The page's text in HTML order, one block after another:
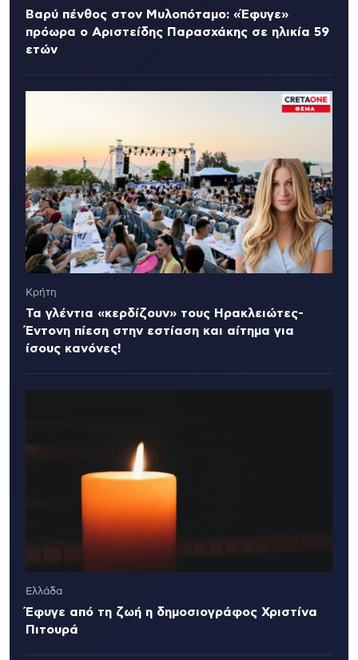
Βαρύ πένθος στον Μυλοπόταμο: «Έφυγε»
πρόωρα ο Αριστείδης Παρασχάκης σε ηλικία 59
ετών
Κρήτη
Τα γλέντια «κερδίζουν» τους Ηρακλειώτες-
Έντονη πίεση στην εστίαση και αίτημα για
ίσους κανόνες!
Ελλάδα
Έφυγε από τη ζωή η δημοσιογράφος Χριστίνα
Πιτουρά